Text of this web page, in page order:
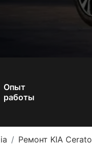
Опыт
работы
Ремонт KIA Cerato